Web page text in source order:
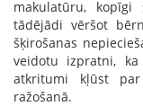
makulatūru,
tādējādi vēršot
šķirošanas
veidotu izpratni,
atkritumi kļūst
ražošanā.